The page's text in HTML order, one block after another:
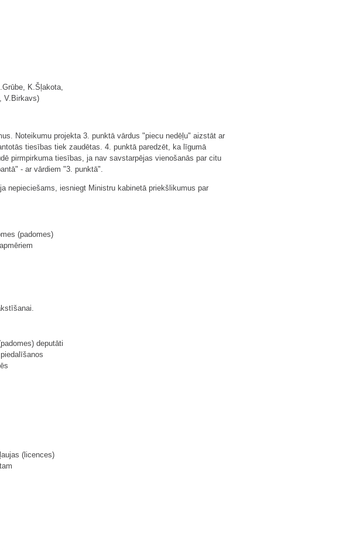
K.Šļakota,
V.Birkavs)
Noteikumu projekta 3. punktā vārdus "piecu nedēļu" aizstāt ar
tiesības tiek zaudētas. 4. punktā paredzēt, ka līgumā
pirmpirkuma tiesības, ja nav savstarpējas vienošanās par citu
- ar vārdiem "3. punktā".
nepieciešams, iesniegt Ministru kabinetā priekšlikumus par
(padomes)
deputāti
(licences)